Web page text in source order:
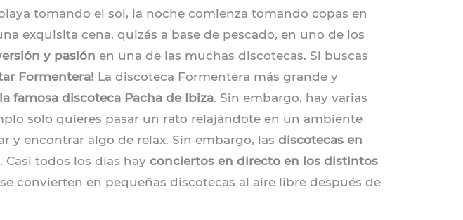
tomando el sol, la noche comienza tomando copas en
exquisita cena, quizás a base de pescado, en uno de los
y pasión en una de las muchas discotecas. Si buscas
Formentera! La discoteca Formentera más grande y
famosa discoteca Pacha de Ibiza. Sin embargo, hay varias
solo quieres pasar un rato relajándote en un ambiente
encontrar algo de relax. Sin embargo, las discotecas en
todos los días hay conciertos en directo en los distintos
convierten en pequeñas discotecas al aire libre después de